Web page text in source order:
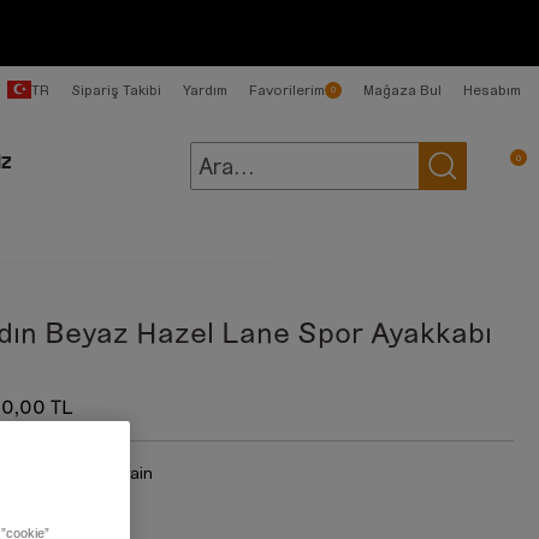
TR Sipariş Takibi Yardım Favorilerim 0 Mağaza Bul Hesabım
0
Beyaz Hazel Lane Spor Ayakkabı
TL
Natural Full Grain